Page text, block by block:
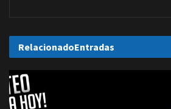
RelacionadoEntradas